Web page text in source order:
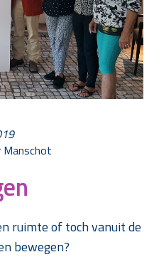
Manschot
ruimte of toch vanuit de
bewegen?